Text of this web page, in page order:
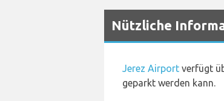
Nützliche
Jerez Airport verfügt
geparkt werden kann.